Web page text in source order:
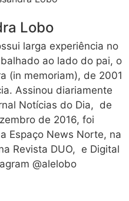
Lobo
larga experiência no
ao lado do pai, o
(in memoriam), de 2001
Assinou diariamente
Notícias do Dia, de
de 2016, foi
Espaço News Norte, na
Revista DUO, e Digital
@alelobo